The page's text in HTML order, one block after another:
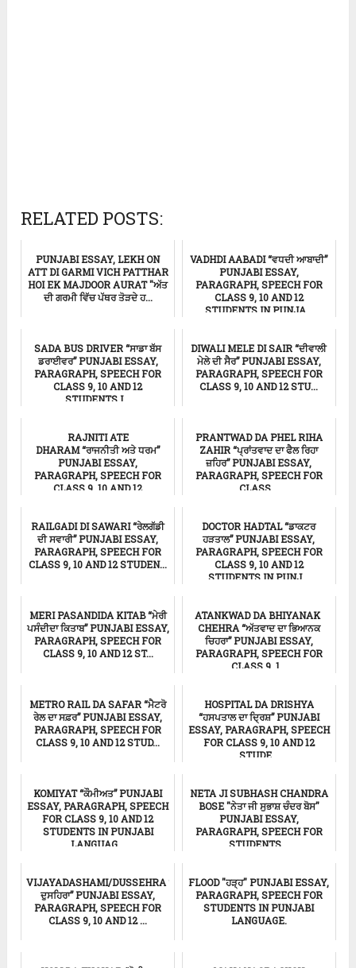
RELATED POSTS:
PUNJABI ESSAY, LEKH ON
ATT DI GARMI VICH PATTHAR
HOI EK MAJDOOR AURAT "ਅੱਤ
ਦੀ ਗਰਮੀ ਵਿੱਚ ਪੱਥਰ ਤੋੜਦੇ ਹ...
VADHDI AABADI “ਵਧਦੀ ਆਬਾਦੀ”
PUNJABI ESSAY,
PARAGRAPH, SPEECH FOR
CLASS 9, 10 AND 12
STUDENTS IN PUNJA...
SADA BUS DRIVER “ਸਾਡਾ ਬੱਸ
ਡਰਾਈਵਰ” PUNJABI ESSAY,
PARAGRAPH, SPEECH FOR
CLASS 9, 10 AND 12
STUDENTS I...
DIWALI MELE DI SAIR “ਦੀਵਾਲੀ
ਮੇਲੇ ਦੀ ਸੈਰ” PUNJABI ESSAY,
PARAGRAPH, SPEECH FOR
CLASS 9, 10 AND 12 STU...
RAJNITI ATE
DHARAM “ਰਾਜਨੀਤੀ ਅਤੇ ਧਰਮ”
PUNJABI ESSAY,
PARAGRAPH, SPEECH FOR
CLASS 9, 10 AND 12
Punjabi Essay
PRANTWAD DA PHEL RIHA
ZAHIR “ਪ੍ਰਾਂਤਵਾਦ ਦਾ ਫੈਲ ਰਿਹਾ
ਜ਼ਹਿਰ” PUNJABI ESSAY,
PARAGRAPH, SPEECH FOR
CLASS...
RAILGADI DI SAWARI “ਰੇਲਗੱਡੀ
ਦੀ ਸਵਾਰੀ” PUNJABI ESSAY,
PARAGRAPH, SPEECH FOR
CLASS 9, 10 AND 12 STUDEN...
DOCTOR HADTAL “ਡਾਕਟਰ
ਹੜਤਾਲ” PUNJABI ESSAY,
PARAGRAPH, SPEECH FOR
CLASS 9, 10 AND 12
STUDENTS IN PUNJ...
MERI PASANDIDA KITAB “ਮੇਰੀ
ਪਸੰਦੀਦਾ ਕਿਤਾਬ” PUNJABI ESSAY,
PARAGRAPH, SPEECH FOR
CLASS 9, 10 AND 12 ST...
ATANKWAD DA BHIYANAK
CHEHRA “ਅੱਤਵਾਦ ਦਾ ਭਿਆਨਕ
ਚਿਹਰਾ” PUNJABI ESSAY,
PARAGRAPH, SPEECH FOR
CLASS 9, 1...
METRO RAIL DA SAFAR “ਮੈਟਰੋ
ਰੇਲ ਦਾ ਸਫ਼ਰ” PUNJABI ESSAY,
PARAGRAPH, SPEECH FOR
CLASS 9, 10 AND 12 STUD...
HOSPITAL DA DRISHYA
“ਹਸਪਤਾਲ ਦਾ ਦ੍ਰਿਸ਼” PUNJABI
ESSAY, PARAGRAPH, SPEECH
FOR CLASS 9, 10 AND 12
STUDE...
KOMIYAT “ਕੌਮੀਅਤ” PUNJABI
ESSAY, PARAGRAPH, SPEECH
FOR CLASS 9, 10 AND 12
STUDENTS IN PUNJABI
LANGUAG...
NETA JI SUBHASH CHANDRA
BOSE "ਨੇਤਾ ਜੀ ਸੁਭਾਸ਼ ਚੰਦਰ ਬੋਸ"
PUNJABI ESSAY,
PARAGRAPH, SPEECH FOR
STUDENTS...
VIJAYADASHAMI/DUSSEHRA “ਵਿਜਯਾਦਸ਼ਮੀ/
ਦੁਸਹਿਰਾ” PUNJABI ESSAY,
PARAGRAPH, SPEECH FOR
CLASS 9, 10 AND 12 ...
FLOOD "ਹੜ੍ਹ" PUNJABI ESSAY,
PARAGRAPH, SPEECH FOR
STUDENTS IN PUNJABI
LANGUAGE.